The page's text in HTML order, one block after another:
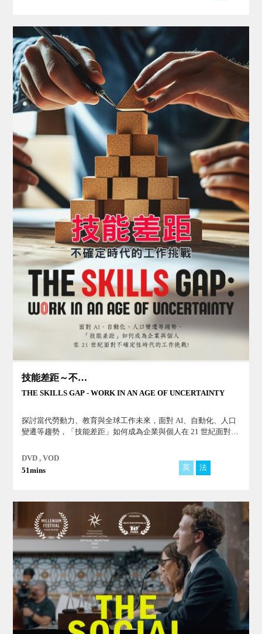
技能差距～不確定時代的工作挑戰
THE SKILLS GAP - WORK IN AN AGE OF UNCERTAINTY
探討當代勞動力、教育與全球工作未來，面對 AI、自動化、人口
變遷等趨勢，「技能差距」如何成為企業與個人在 21 世紀面對不
DVD , VOD
51mins
英 法